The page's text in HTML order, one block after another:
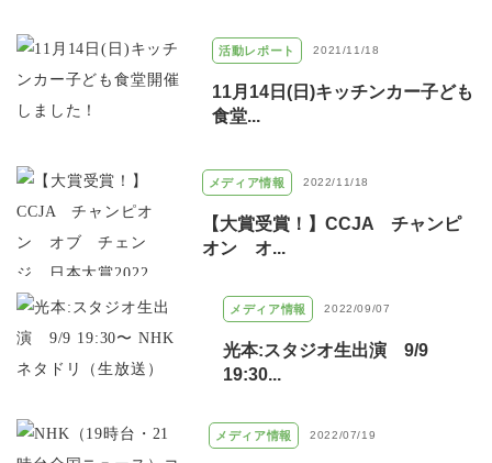
活動レポート 2021/11/18
11月14日(日)キッチンカー子ども
食堂...
メディア情報 2022/11/18
【大賞受賞！】CCJA チャンピ
オン オ...
メディア情報 2022/09/07
光本:スタジオ生出演 9/9
19:30...
メディア情報 2022/07/19